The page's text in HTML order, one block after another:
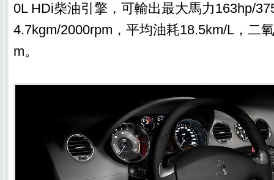
0L HDi柴油引擎，可輸出最大馬力163hp/
4.7kgm/2000rpm，平均油耗18.5km/L，二
m。